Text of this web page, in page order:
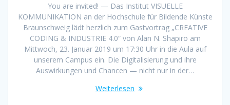
You are invited! — Das Institut VISUELLE
KOMMUNIKATION an der Hochschule für Bildende Künste
Braunschweig lädt herzlich zum Gastvortrag „CREATIVE
CODING & INDUSTRIE 4.0“ von Alan N. Shapiro am
Mittwoch, 23. Januar 2019 um 17:30 Uhr in die Aula auf
unserem Campus ein. Die Digitalisierung und ihre
Auswirkungen und Chancen — nicht nur in der…
Weiterlesen